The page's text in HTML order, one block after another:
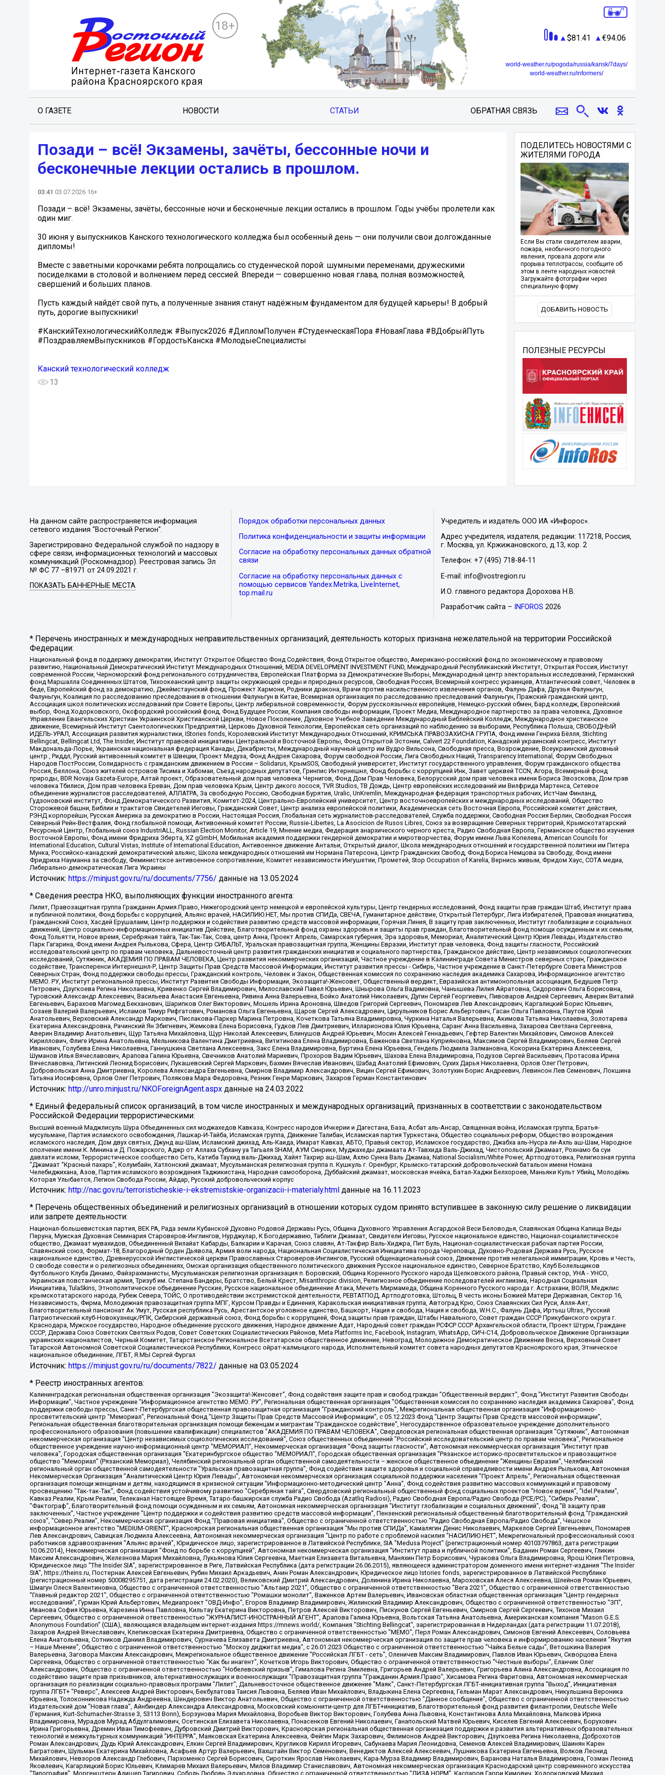
18+
81.41 94.06
world-weather.ru/pogoda/russia/kansk/7days/
world-weather.ru/informers/
О ГАЗЕТЕ НОВОСТИ СТАТЬИ ОБРАТНАЯ СВЯЗЬ
Позади – всё! Экзамены, зачёты, бессонные ночи и
бесконечные лекции остались в прошлом.
03:41 03.07.2026 16+
Позади – всё! Экзамены, зачёты, бессонные ночи и бесконечные лекции остались в прошлом. Годы учёбы пролетели как
один миг.
30 июня у выпускников Канского технологического колледжа был особенный день — они получили свои долгожданные
дипломы!
Вместе с заветными корочками ребята попрощались со студенческой порой: шумными переменами, дружескими
посиделками в столовой и волнением перед сессией. Впереди — совершенно новая глава, полная возможностей,
свершений и больших планов.
Пусть каждый найдёт свой путь, а полученные знания станут надёжным фундаментом для будущей карьеры! В добрый
путь, дорогие выпускники!
#КанскийТехнологическийКолледж #Выпуск2026 #ДипломПолучен #СтуденческаяПора #НоваяГлава #ВДобрыйПуть
#ПоздравляемВыпускников #ГордостьКанска #МолодыеСпециалисты
Канский технологический колледж
13
ПОДЕЛИТЕСЬ НОВОСТЯМИ С
ЖИТЕЛЯМИ ГОРОДА
Если Вы стали свидетелем аварии,
пожара, необычного погодного
явления, провала дороги или
прорыва теплотрассы, сообщите об
этом в ленте народных новостей.
Загружайте фотографии через
специальную форму.
ДОБАВИТЬ НОВОСТЬ
ПОЛЕЗНЫЕ РЕСУРСЫ
На данном сайте распространяется информация
сетевого издания "Восточный Регион".
Зарегистрировано Федеральной службой по надзору в
сфере связи, информационных технологий и массовых
коммуникаций (Роскомнадзор). Реестровая запись Эл
№ ФС 77 –81971 от 24.09.2021 г.
ПОКАЗАТЬ БАННЕРНЫЕ МЕСТА
Порядок обработки персональных данных
Политика конфиденциальности и защиты информации
Согласие на обработку персональных данных обратной
связи
Согласие на обработку персональных данных с
помощью сервисов Yandex.Metrika, LiveInternet,
top.mail.ru
Учредитель и издатель ООО ИА «Инфорос».
Адрес учредителя, издателя, редакции: 117218, Россия,
г. Москва, ул. Кржижановского, д.13, кор. 2
Телефон: +7 (495) 718-84-11
E-mail: info@vostregion.ru
И.О. главного редактора Дорохова Н.В.
Разработчик сайта – INFOROS 2026
* Перечень иностранных и международных неправительственных организаций, деятельность которых признана нежелательной на территории Российской
Федерации:
Национальный фонд в поддержку демократии, Институт Открытое Общество Фонд Содействия, Фонд Открытое общество, Американо-российский фонд по экономическому и правовому
развитию, Национальный Демократический Институт Международных Отношений, MEDIA DEVELOPMENT INVESTMENT FUND, Международный Республиканский Институт, Открытая Россия, Институт
современной России, Черноморский фонд регионального сотрудничества, Европейская Платформа за Демократические Выборы, Международный центр электоральных исследований, Германский
фонд Маршалла Соединенных Штатов, Тихоокеанский центр защиты окружающей среды и природных ресурсов, Свободная Россия, Всемирный конгресс украинцев, Атлантический совет, Человек в
беде, Европейский фонд за демократию, Джеймстаунский фонд, Прожект Хармони, Родники дракона, Врачи против насильственного извлечения органов, Фалунь Дафа, Друзья Фалуньгун,
Фалуньгун, Коалиция по расследованию преследования в отношении Фалуньгун в Китае, Всемирная организация по расследованию преследований Фалуньгун, Пражский гражданский центр,
Ассоциация школ политических исследований при Совете Европы, Центр либеральной современности, Форум русскоязычных европейцев, Немецко-русский обмен, Бард колледж, Европейский
выбор, Фонд Ходорковского, Оксфордский российский фонд, Фонд Будущее России, Компания свободы информации, Проект Медиа, Международное партнерство за права человека, Духовное
Управление Евангельских Христиан Украинской Христианской Церкви, Новое Поколение, Духовное Учебное Заведение Международный Библейский Колледж, Международное христианское
движение, Всемирный Институт Саентологических Предприятий, Церковь Духовной Технологии, Европейская сеть организаций по наблюдению за выборами, Республика Польша, СВОБОДНЫЙ
ИДЕЛЬ-УРАЛ, Ассоциация развития журналистики, IStories fonds, Королевский Институт Международных Отношений, КРИМСЬКА ПРАВОЗАХИСНА ГРУПА, Фонд имени Генриха Бёлля, Stichting
Bellingcat, Bellingcat Ltd, The Insider, Институт правовой инициативы Центральной и Восточной Европы, Фонд Открытой Эстонии, Calvert 22 Foundation, Канадский украинский конгресс, Институт
Макдональда-Лорье, Украинская национальная федерация Канады, Декабристы, Международный научный центр им Вудро Вильсона, Свободная пресса, Возрождение, Всеукраинский духовный
центр , Риддл, Русский антивоенный комитет в Швеции, Проект Медуза, Фонд Андрея Сахарова, Форум свободной России, Лига Свободных Наций, Transparеncy International, Форум Свободных
Народов ПостРоссии, Солидарность с гражданским движением в России – Solidarus, КрымSOS, Свободный университет, Институт государственного управления, Форум гражданского общества
Россия, Беллона, Союз жителей островов Тисима и Хабомаи, Съезд народных депутатов, Гринпис Интернешнл, Фонд борьбы с коррупцией Инк, Завет церквей TCCN, Агора, Всемирный фонд
природы, BDR Novaja Gazeta-Europe, Алтай проект, Образовательный дом прав человека Чернигов, Фонд Дом Прав Человека, Белорусский дом прав человека имени Бориса Звозскова, Дом прав
человека Тбилиси, Дом прав человека Ереван, Дом прав человека Крым, Центр дикого лосося, TVR Studios, ТВ Дождь, Центр европейских исследований им Вилфрида Мартенса, Сетевое
объединение журналистов расследователей, АЛЛАТРА, За свободную Россию, Свободная Бурятия, Uralic, UnKremlin, Международная федерация транспортных рабочих, ИстЧам Финланд,
Гудзоновский институт, Фонд Демократического Развития, Комитет-2024, Центрально-Европейский университет, Центр восточноевропейских и международных исследований, Общество
Сторожевой башни, Библии и трактатов Свидетелей Иеговы, Гражданский Совет, Центр анализа европейской политики, Академическая сеть Восточная Европа, Российский комитет действия,
РЭНД корпорейшн, Русская Америка за демократию в России, Настоящая Россия, Глобальная сеть журналистов-расследователей, Служба поддержки, Свободная Россия Берлин, Свободная Россия
Северный Рейн-Вестфалия, Фонд глобальной помощи, Антивоенный комитет России, Russie-Libertes, La Asocicion de Rusos Libres, Союз за возвращение Северных территорий, Крымскотатарский
Ресурсный Центр, Глобальный союз IndustriALL, Russian Election Monitor, Article 19, Мнение медиа, Федерация анархического черного креста, Радио Свободная Европа, Германское общество изучения
Восточной Европы, Фонд имени Фридриха Эберта, XZ gGmbH, Мобильная академия поддержки гендерной демократии и миротворчества, Форум имени Льва Копелева, American Councils for
International Education, Cultural Vistas, Institute of International Education, Антивоенное движение Антальи, Открытый диалог, Школа международных отношений и государственной политики им Питера
Мунка, Российско-канадский демократический альянс, Школа международных отношений им Нормана Патерсона, Центр Гражданских Свобод, Фонд Бориса Немцова за Свободу, Фонд имени
Фридриха Науманна за свободу, Феминистское антивоенное сопротивление, Комитет независимости Ингушетии, Прометей, Stop Occupation of Karelia, Вернись живым, Фридом Хаус, СОТА медиа,
Либерально-демократическая Лига Украины
Источник: https://minjust.gov.ru/ru/documents/7756/ данные на 13.05.2024
* Сведения реестра НКО, выполняющих функции иностранного агента:
Лилит, Правозащитная группа Гражданин.Армия.Право, Нижегородский центр немецкой и европейской культуры, Центр гендерных исследований, Фонд защиты прав граждан Штаб, Институт права
и публичной политики, Фонд борьбы с коррупцией, Альянс врачей, НАСИЛИЮ.НЕТ, Мы против СПИДа, СВЕЧА, Гуманитарное действие, Открытый Петербург, Лига Избирателей, Правовая инициатива,
Гражданский Союз, Хасдей Ерушалаим, Центр поддержки и содействия развитию средств массовой информации, Горячая Линия, В защиту прав заключенных, Институт глобализации и социальных
движений, Центр социально-информационных инициатив Действие, Благотворительный фонд охраны здоровья и защиты прав граждан, Благотворительный фонд помощи осужденным и их семьям,
Фонд Тольятти, Новое время, Серебряная тайга, Так-Так-Так, Сова, центр Анна, Проект Апрель, Самарская губерния, Эра здоровья, Мемориал, Аналитический Центр Юрия Левады, Издательство
Парк Гагарина, Фонд имени Андрея Рылькова, Сфера, Центр СИБАЛЬТ, Уральская правозащитная группа, Женщины Евразии, Институт прав человека, Фонд защиты гласности, Российский
исследовательский центр по правам человека, Дальневосточный центр развития гражданских инициатив и социального партнерства, Гражданское действие, Центр независимых социологических
исследований, Сутяжник, АКАДЕМИЯ ПО ПРАВАМ ЧЕЛОВЕКА, Центр развития некоммерческих организаций, Частное учреждение в Калининграде Совета Министров северных стран, Гражданское
содействие, Трансперенси Интернешнл-Р, Центр Защиты Прав Средств Массовой Информации, Институт развития прессы - Сибирь, Частное учреждение в Санкт-Петербурге Совета Министров
Северных Стран, Фонд поддержки свободы прессы, Гражданский контроль, Человек и Закон, Общественная комиссия по сохранению наследия академика Сахарова, Информационное агентство
МЕМО. РУ, Институт региональной прессы, Институт Развития Свободы Информации, Экозащита!-Женсовет, Общественный вердикт, Евразийская антимонопольная ассоциация, Бедушев Петр
Петрович, Дзугкоева Регина Николаевна, Кривенко Сергей Владимирович, Милославский Павел Юрьевич, Шнырова Ольга Вадимовна, Чанышева Лилия Айратовна, Сидорович Ольга Борисовна,
Туровский Александр Алексеевич, Васильева Анастасия Евгеньевна, Ривина Анна Валерьевна, Бойко Анатолий Николаевич, Дугин Сергей Георгиевич, Пивоваров Андрей Сергеевич, Аверин Виталий
Евгеньевич, Барахоев Магомед Бекханович, Шарипков Олег Викторович, Мошель Ирина Ароновна, Шведов Григорий Сергеевич, Пономарев Лев Александрович, Каргалицкий Борис Юльевич,
Созаев Валерий Валерьевич, Исламов Тимур Рифгатович, Романова Ольга Евгеньевна, Щаров Сергей Алексадрович, Цирульников Борис Альбертович, Гасан Ольга Павловна, Паутов Юрий
Анатольевич, Верховский Александр Маркович, Пислакова-Паркер Марина Петровна, Кочеткова Татьяна Владимировна, Чуркина Наталья Валерьевна, Акимова Татьяна Николаевна, Золотарева
Екатерина Александровна, Рачинский Ян Збигневич, Жемкова Елена Борисовна, Гудков Лев Дмитриевич, Илларионова Юлия Юрьевна, Саранг Анна Васильевна, Захарова Светлана Сергеевна,
Аверин Владимир Анатольевич, Щур Татьяна Михайловна, Щур Николай Алексеевич, Блинушов Андрей Юрьевич, Мосин Алексей Геннадьевич, Гефтер Валентин Михайлович, Симонов Алексей
Кириллович, Флиге Ирина Анатольевна, Мельникова Валентина Дмитриевна, Вититинова Елена Владимировна, Баженова Светлана Куприяновна, Максимов Сергей Владимирович, Беляев Сергей
Иванович, Голубева Елена Николаевна, Ганнушкина Светлана Алексеевна, Закс Елена Владимировна, Буртина Елена Юрьевна, Гендель Людмила Залмановна, Кокорина Екатерина Алексеевна,
Шуманов Илья Вячеславович, Арапова Галина Юрьевна, Свечников Анатолий Мариевич, Прохоров Вадим Юрьевич, Шахова Елена Владимировна, Подузов Сергей Васильевич, Протасова Ирина
Вячеславовна, Литинский Леонид Борисович, Лукашевский Сергей Маркович, Бахмин Вячеслав Иванович, Шабад Анатолий Ефимович, Сухих Дарья Николаевна, Орлов Олег Петрович,
Добровольская Анна Дмитриевна, Королева Александра Евгеньевна, Смирнов Владимир Александрович, Вицин Сергей Ефимович, Золотухин Борис Андреевич, Левинсон Лев Семенович, Локшина
Татьяна Иосифовна, Орлов Олег Петрович, Полякова Мара Федоровна, Резник Генри Маркович, Захаров Герман Константинович
Источник: http://unro.minjust.ru/NKOForeignAgent.aspx данные на 24.03.2022
* Единый федеральный список организаций, в том числе иностранных и международных организаций, признанных в соответствии с законодательством
Российской Федерации террористическими:
Высший военный Маджлисуль Шура Объединенных сил моджахедов Кавказа, Конгресс народов Ичкерии и Дагестана, База, Асбат аль-Ансар, Священная война, Исламская группа, Братья-
мусульмане, Партия исламского освобождения, Лашкар-И-Тайба, Исламская группа, Движение Талибан, Исламская партия Туркестана, Общество социальных реформ, Общество возрождения
исламского наследия, Дом двух святых, Джунд аш-Шам, Исламский джихад, Аль-Каида, Имарат Кавказ, АБТО, Правый сектор, Исламское государство, Джабха аль-Нусра ли-Ахль аш-Шам, Народное
ополчение имени К. Минина и Д. Пожарского, Аджр от Аллаха Субхану уа Тагьаля SHAM, АУМ Синрике, Муджахеды джамаата Ат-Тавхида Валь-Джихад, Чистопольский Джамаат, Рохнамо ба суи
давлати исломи, Террористическое сообщество Сеть, Катиба Таухид валь-Джихад, Хайят Тахрир аш-Шам, Ахлю Сунна Валь Джамаа, National Socialism/White Power, Артподготовка, Религиозная группа
“Джамаат “Красный пахарь”, Колумбайн, Хатлонский джамаат, Мусульманская религиозная группа п. Кушкуль г. Оренбург, Крымско-татарский добровольческий батальон имени Номана
Челебиджихана, Азов, Партия исламского возрождения Таджикистана, Народная самооборона, Дуббайский джамаат, московская ячейка, Батал-Хаджи Белхороев, Маньяки Культ Убийц, Молодёжь
Которая Улыбается, Легион Свобода России, Айдар, Русский добровольческий корпус
Источник: http://nac.gov.ru/terroristicheskie-i-ekstremistskie-organizacii-i-materialy.html данные на 16.11.2023
* Перечень общественных объединений и религиозных организаций в отношении которых судом принято вступившее в законную силу решение о ликвидации
или запрете деятельности:
Национал-большевистская партия, ВЕК РА, Рада земли Кубанской Духовно Родовой Державы Русь, Община Духовного Управления Асгардской Веси Беловодья, Славянская Община Капища Веды
Перуна, Мужская Духовная Семинария Староверов-Инглингов, Нурджулар, К Богодержавию, Таблиги Джамаат, Свидетели Иеговы, Русское национальное единство, Национал-социалистическое
общество, Джамаат мувахидов, Объединенный Вилайат Кабарды, Балкарии и Карачая, Союз славян, Ат-Такфир Валь-Хиджра, Пит Буль, Национал-социалистическая рабочая партия России,
Славянский союз, Формат-18, Благородный Орден Дьявола, Армия воли народа, Национальная Социалистическая Инициатива города Череповца, Духовно-Родовая Держава Русь, Русское
национальное единство, Древнерусской Инглистической церкви Православных Староверов-Инглингов, Русский общенациональный союз, Движение против нелегальной иммиграции, Кровь и Честь,
О свободе совести и о религиозных объединениях, Омская организация общественного политического движения Русское национальное единство, Северное Братство, Клуб Болельщиков
Футбольного Клуба Динамо, Файзрахманисты, Мусульманская религиозная организация п. Боровский, Община Коренного Русского народа Щелковского района, Правый сектор, УНА - УНСО,
Украинская повстанческая армия, Тризуб им. Степана Бандеры, Братство, Белый Крест, Misanthropic division, Религиозное объединение последователей инглиизма, Народная Социальная
Инициатива, TulaSkins, Этнополитическое объединение Русские, Русское национальное объединение Атака, Мечеть Мирмамеда, Община Коренного Русского народа г. Астрахани, ВОЛЯ, Меджлис
крымскотатарского народа, Рубеж Севера, ТОЙС, О противодействии экстремистской деятельности, РЕВТАТПОД, Артподготовка, Штольц, В честь иконы Божией Матери Державная, Сектор 16,
Независимость, Фирма, Молодежная правозащитная группа МПГ, Курсом Правды и Единения, Каракольская инициативная группа, Автоград Крю, Союз Славянских Сил Руси, Алля-Аят,
Благотворительный пансионат Ак Умут, Русская республика Русь, Арестантское уголовное единство, Башкорт, Нация и свобода, Нация и свобода, W.H.С., Фалунь Дафа, Иртыш Ultras, Русский
Патриотический клуб-Новокузнецк/РПК, Сибирский державный союз, Фонд борьбы с коррупцией, Фонд защиты прав граждан, Штабы Навального, Совет граждан СССР Прикубанского округа г.
Краснодара, Мужское государство, Народное объединение русского движения, Народное движение Адат, Народный совет граждан РСФСР СССР Архангельской области, Проект Штурм, Граждане
СССР, Держава Союз Советских Светлых Родов, Совет Советских Социалистических Районов, Meta Platforms Inc, Facebook, Instagram, WhatsApp, СИЧ-С14, Добровольческое Движение Организации
украинских националистов, Черный Комитет, Татарстанское Региональное Всетатарское общественное движение, Невоград, Молодежное Демократическое Движение Весна, Верховный Совет
Татарской Автономной Советской Социалистической Республики, Конгресс ойрат-калмыцкого народа, Исполнительный комитет совета народных депутатов Красноярского края, Этническое
национальное объединение, ЛГБТ, Я.МЫ Сергей Фургал
Источник: https://minjust.gov.ru/ru/documents/7822/ данные на 03.05.2024
* Реестр иностранных агентов:
Калининградская региональная общественная организация "Экозащита!-Женсовет", Фонд содействия защите прав и свобод граждан "Общественный вердикт", Фонд "Институт Развития Свободы Информации", Частное учреждение "Информационное агентство МЕМО. РУ", Региональная общественная организация "Общественная комиссия по сохранению наследия академика Сахарова", Фонд поддержки свободы прессы, Санкт-Петербургская общественная правозащитная организация "Гражданский контроль", Межрегиональная общественная организация "Информационно-просветительский центр "Мемориал", Региональный Фонд "Центр Защиты Прав Средств Массовой Информации", с 05.12.2023 Фонд "Центр Защиты Прав Средств массовой информации", Региональная общественная благотворительная организация помощи беженцам и мигрантам "Гражданское содействие", Негосударственное образовательное учреждение дополнительного профессионального образования (повышение квалификации) специалистов "АКАДЕМИЯ ПО ПРАВАМ ЧЕЛОВЕКА", Свердловская региональная общественная организация "Сутяжник", Автономная некоммерческая организация "Центр независимых социологических исследований", Союз общественных объединений "Российский исследовательский центр по правам человека", Региональное общественное учреждение научно-информационный центр "МЕМОРИАЛ", Некоммерческая организация "Фонд защиты гласности", Автономная некоммерческая организация "Институт прав человека", Городская общественная организация "Екатеринбургское общество "МЕМОРИАЛ", Городская общественная организация "Рязанское историко-просветительское и правозащитное общество "Мемориал" (Рязанский Мемориал), Челябинский региональный орган общественной самодеятельности – женское общественное объединение "Женщины Евразии", Челябинский региональный орган общественной самодеятельности "Уральская правозащитная группа", Фонд содействия защите здоровья и социальной справедливости имени Андрея Рылькова, Автономная Некоммерческая Организация "Аналитический Центр Юрия Левады", Автономная некоммерческая организация социальной поддержки населения "Проект Апрель", Региональная общественная организация помощи женщинам и детям, находящимся в кризисной ситуации "Информационно-методический центр "Анна", Фонд содействия развитию массовых коммуникаций и правовому просвещению "Так-так-Так", Фонд содействия устойчивому развитию "Серебряная тайга", Свердловский региональный общественный фонд социальных проектов "Новое время", "Idel.Реалии", Кавказ.Реалии, Крым.Реалии, Телеканал Настоящее Время, Татаро-башкирская служба Радио Свобода (Azatliq Radiosi), Радио Свободная Европа/Радио Свобода (PCE/PC), "Сибирь.Реалии", "Фактограф", Благотворительный фонд помощи осужденным и их семьям, Автономная некоммерческая организация "Институт глобализации и социальных движений", Фонд "В защиту прав заключенных", Частное учреждение "Центр поддержки и содействия развитию средств массовой информации", Пензенский региональный общественный благотворительный фонд "Гражданский союз", "Север.Реалии", Некоммерческая организация Фонд "Правовая инициатива", Общество с ограниченной ответственностью "Радио Свободная Европа/Радио Свобода", Чешское информационное агентство "MEDIUM-ORIENT", Красноярская региональная общественная организация "Мы против СПИДа", Камалягин Денис Николаевич, Маркелов Сергей Евгеньевич, Пономарев Лев Александрович, Савицкая Людмила Алексеевна, Автономная некоммерческая организация "Центр по работе с проблемой насилия "НАСИЛИЮ.НЕТ", Межрегиональный профессиональный союз работников здравоохранения "Альянс врачей", Юридическое лицо, зарегистрированное в Латвийской Республике, SIA "Medusa Project" (регистрационный номер 40103797863, дата регистрации 10.06.2014), Некоммерческая организация "Фонд по борьбе с коррупцией", Автономная некоммерческая организация "Институт права и публичной политики", Баданин Роман Сергеевич, Гликин Максим Александрович, Железнова Мария Михайловна, Лукьянова Юлия Сергеевна, Маетная Елизавета Витальевна, Маняхин Петр Борисович, Чуракова Ольга Владимировна, Ярош Юлия Петровна, Юридическое лицо "The Insider SIA", зарегистрированное в Риге, Латвийская Республика (дата регистрации 26.06.2015), являющееся администратором доменного имени интернет-издания "The Insider SIA", https://theins.ru, Постернак Алексей Евгеньевич, Рубин Михаил Аркадьевич, Анин Роман Александрович, Юридическое лицо Istories fonds, зарегистрированное в Латвийской Республике (регистрационный номер 50008295751, дата регистрации 24.02.2020), Великовский Дмитрий Александрович, Долинина Ирина Николаевна, Мароховская Алеся Алексеевна, Шлейнов Роман Юрьевич, Шмагун Олеся Валентиновна, Общество с ограниченной ответственностью "Альтаир 2021", Общество с ограниченной ответственностью "Вега 2021", Общество с ограниченной ответственностью "Главный редактор 2021", Общество с ограниченной ответственностью "Ромашки монолит", Важенков Артем Валерьевич, Ивановская областная общественная организация "Центр гендерных исследований", Гурман Юрий Альбертович, Медиапроект "ОВД-Инфо", Егоров Владимир Владимирович, Жилинский Владимир Александрович, Общество с ограниченной ответственностью "ЗП", Иванова София Юрьевна, Карезина Инна Павловна, Кильтау Екатерина Викторовна, Петров Алексей Викторович, Пискунов Сергей Евгеньевич, Смирнов Сергей Сергеевич, Тихонов Михаил Сергеевич, Общество с ограниченной ответственностью "ЖУРНАЛИСТ-ИНОСТРАННЫЙ АГЕНТ", Арапова Галина Юрьевна, Вольтская Татьяна Анатольевна, Американская компания "Mason G.E.S. Anonymous Foundation" (США), являющаяся владельцем интернет-издания https://mnews.world/, Компания "Stichting Bellingcat", зарегистрированная в Нидерландах (дата регистрации 11.07.2018), Захаров Андрей Вячеславович, Клепиковская Екатерина Дмитриевна, Общество с ограниченной ответственностью "МЕМО", Перл Роман Александрович, Симонов Евгений Алексеевич, Соловьева Елена Анатольевна, Сотников Даниил Владимирович, Сурначева Елизавета Дмитриевна, Автономная некоммерческая организация по защите прав человека и информированию населения "Якутия – Наше Мнение", Общество с ограниченной ответственностью "Москоу диджитал медиа", с 26.01.2023 Общество с ограниченной ответственностью "Чайка Белые сады", Ветошкина Валерия Валерьевна, Заговора Максим Александрович, Межрегиональное общественное движение "Российская ЛГБТ - сеть", Оленичев Максим Владимирович, Павлов Иван Юрьевич, Скворцова Елена Сергеевна, Общество с ограниченной ответственностью "Как бы инагент", Кочетков Игорь Викторович, Общество с ограниченной ответственностью "Честные выборы", Еланчик Олег Александрович, Общество с ограниченной ответственностью "Нобелевский призыв", Гималова Регина Эмилевна, Григорьев Андрей Валерьевич, Григорьева Алина Александровна, Ассоциация по содействию защите прав призывников, альтернативнослужащих и военнослужащих "Правозащитная группа "Гражданин.Армия.Право", Хисамова Регина Фаритовна, Автономная некоммерческая организация по реализации социально-правовых программ "Лилит", Дальневосточное общественное движение "Маяк", Санкт-Петербургская ЛГБТ-инициативная группа "Выход", Инициативная группа ЛГБТ+ "Реверс", Алексеев Андрей Викторович, Бекбулатова Таисия Львовна, Беляев Иван Михайлович, Владыкина Елена Сергеевна, Гельман Марат Александрович, Никульшина Вероника Юрьевна, Толоконникова Надежда Андреевна, Шендерович Виктор Анатольевич, Общество с ограниченной ответственностью "Данное сообщение", Общество с ограниченной ответственностью Издательский дом "Новая глава", Айнбиндер Александра Александровна, Московский комьюнити-центр для ЛГБТ+инициатив, Благотворительный фонд развития филантропии, Deutsche Welle (Германия, Kurt-Schumacher-Strasse 3, 53113 Bonn), Борзунова Мария Михайловна, Воробьев Виктор Викторович, Голубева Анна Львовна, Константинова Алла Михайловна, Малкова Ирина Владимировна, Мурадов Мурад Абдулгалимович, Осетинская Елизавета Николаевна, Понасенков Евгений Николаевич, Ганапольский Матвей Юрьевич, Киселев Евгений Алексеевич, Борухович Ирина Григорьевна, Дремин Иван Тимофеевич, Дубровский Дмитрий Викторович, Красноярская региональная общественная организация поддержки и развития альтернативных образовательных технологий и межкультурных коммуникаций "ИНТЕРРА", Маяковская Екатерина Алексеевна, Фейгин Марк Захарович, Филимонов Андрей Викторович, Дзугкоева Регина Николаевна, Доброхотов Роман Александрович, Дудь Юрий Александрович, Елкин Сергей Владимирович, Кругликов Кирилл Игоревич, Сабунаева Мария Леонидовна, Семенов Алексей Владимирович, Шаинян Карен Багратович, Шульман Екатерина Михайловна, Асафьев Артур Валерьевич, Вахштайн Виктор Семенович, Венедиктов Алексей Алексеевич, Лушникова Екатерина Евгеньевна, Волков Леонид Михайлович, Невзоров Александр Глебович, Пархоменко Сергей Борисович, Сироткин Ярослав Николаевич, Кара-Мурза Владимир Владимирович, Баранова Наталья Владимировна, Гозман Леонид Яковлевич, Кагарлицкий Борис Юльевич, Климарев Михаил Валерьевич, Милов Владимир Станиславович, Автономная некоммерческая организация Краснодарский центр современного искусства "Типография", Моргенштерн Алишер Тагирович, Соболь Любовь Эдуардовна, Общество с ограниченной ответственностью "ЛИЗА НОРМ", Каспаров Гарри Кимович, Ходорковский Михаил Борисович, Общество с ограниченной ответственностью "Апрельские тезисы", Данилович Ирина Брониславовна, Кашин Олег Владимирович, Петров Николай Владимирович, Пивоваров Алексей Владимирович, Соколов Михаил Владимирович, Цветкова Юлия Владимировна, Чичваркин Евгений Александрович, Комитет против пыток/Команда против пыток, Общество с ограниченной ответственностью "Первый научный", Общество с ограниченной ответственностью "Вертолет и ко", Белоцерковская Вероника Борисовна, Кац Максим Евгеньевич, Лазарева Татьяна Юрьевна, Шаведдинов Руслан Табризович, Яшин Илья Валерьевич, Общество с ограниченной ответственностью "Иноагент ААВ", Алешковский Дмитрий Петрович, Альбац Евгения Марковна, Быков Дмитрий Львович, Галямина Юлия Евгеньевна, Лойко Сергей Леонидович, Мартынов Кирилл Константинович, Медведев Сергей Александрович, Крашенинников Федор Геннадиевич, Гордеева Катерина Вл